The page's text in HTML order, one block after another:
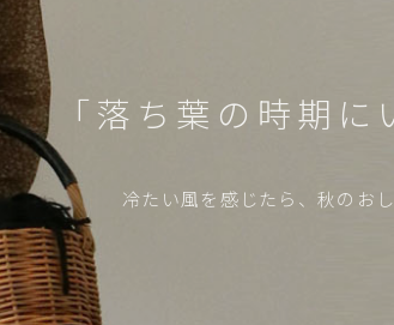
「落ち葉の時期に
冷たい風を感じたら、秋のお